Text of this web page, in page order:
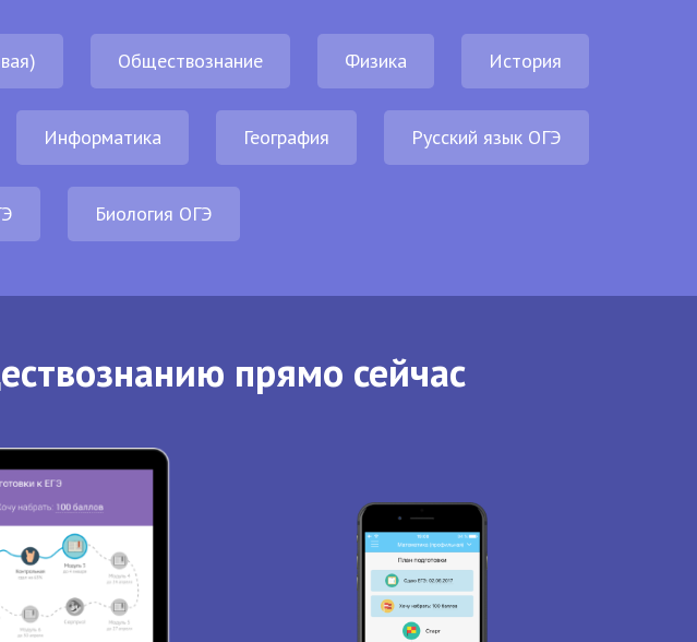
Обществознание Физика История
Информатика География Русский язык ОГЭ
Биология ОГЭ
прямо сейчас